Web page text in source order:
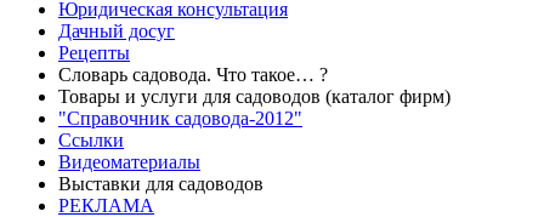
Юридическая консультация
Дачный досуг
Рецепты
Словарь садовода. Что такое… ?
Товары и услуги для садоводов (каталог фирм)
"Справочник садовода-2012"
Ссылки
Видеоматериалы
Выставки для садоводов
РЕКЛАМА